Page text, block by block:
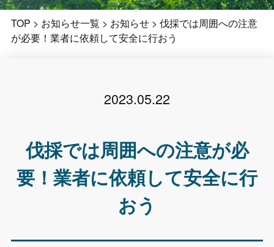
TOP > お知らせ一覧 > お知らせ> 伐採では周囲への注意
が必要！業者に依頼して安全に行おう
2023.05.22
伐採では周囲への注意が必
要！業者に依頼して安全に行
おう